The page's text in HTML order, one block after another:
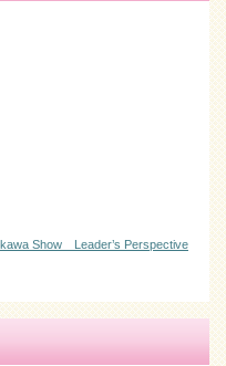
Show Leader’s Perspective